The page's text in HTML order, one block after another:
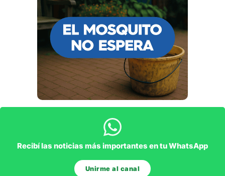
Recibí las noticias más importantes en tu WhatsApp
Unirme al canal